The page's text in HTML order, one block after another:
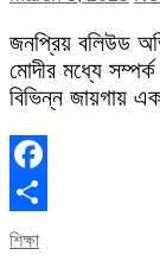
জনপ্রিয় বলিউড
মোদীর মধ্যে
বিভিন্ন জায়গায়
Facebook
Share
শিক্ষা